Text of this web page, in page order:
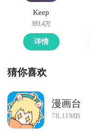
Keep
393.4万
详情
猜你喜欢
漫画台
78.11MB